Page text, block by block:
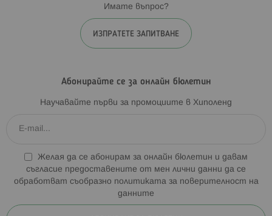
Имате въпрос?
ИЗПРАТЕТЕ ЗАПИТВАНЕ
Абонирайте се за онлайн бюлетин
Научавайте първи за промоциите в Хиполенд
Желая да се абонирам за онлайн бюлетин и давам
съгласие предоставените от мен лични данни да се
обработват съобразно политиката за поверителност на
данните